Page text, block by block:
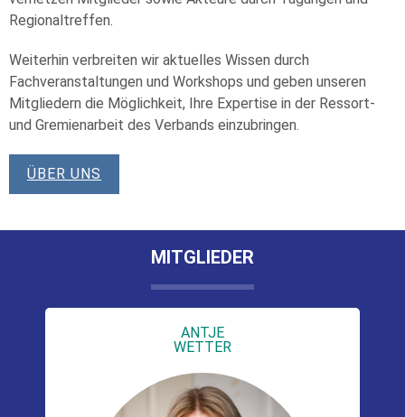
Regionaltreffen.
Weiterhin verbreiten wir aktuelles Wissen durch
Fachveranstaltungen und Workshops und geben unseren
Mitgliedern die Möglichkeit, Ihre Expertise in der Ressort-
und Gremienarbeit des Verbands einzubringen.
ÜBER UNS
MITGLIEDER
ANTJE
WETTER